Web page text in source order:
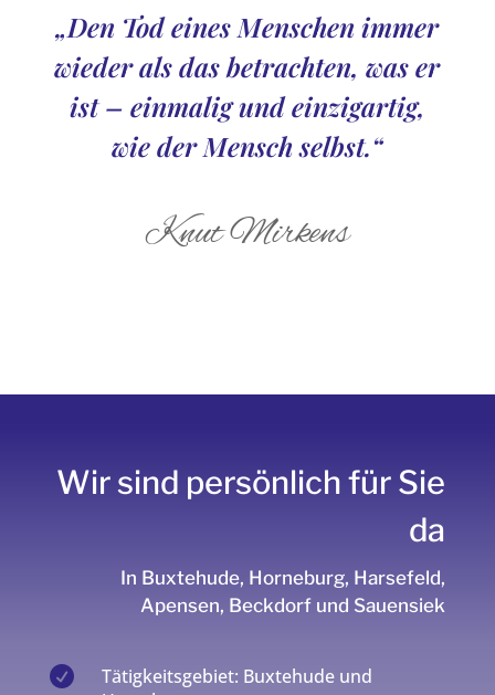
„Den Tod eines Menschen immer
wieder als das betrachten, was er
ist – einmalig und einzigartig,
wie der Mensch selbst.“
Knut Mirkens
Wir sind persönlich für Sie
da
In Buxtehude, Horneburg, Harsefeld,
Apensen, Beckdorf und Sauensiek

Tätigkeitsgebiet: Buxtehude und